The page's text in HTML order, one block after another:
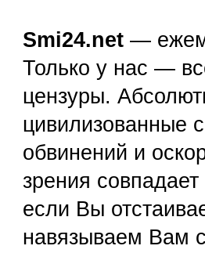
Smi24.net —
Только у нас —
цензуры.
цивилизованные
обвинений и
зрения
если Вы
навязываем Вам